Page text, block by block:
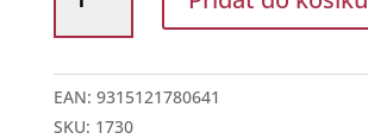
víno
k
85.
EAN: 9315121780641
SKU: 1730